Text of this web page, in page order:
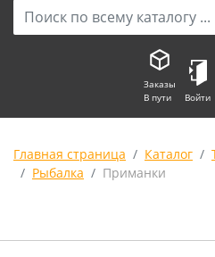
Заказы
В пути
Войти
Главная страница Каталог
Рыбалка
Приманки